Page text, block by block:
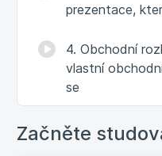
prezentace,
4. Obchodní rozhovor.
vlastní
se
5. Záznam
Shrňte si
Začněte